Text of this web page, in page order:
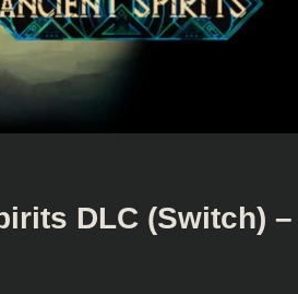
DLC (Switch) –